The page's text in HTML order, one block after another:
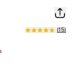
(15)